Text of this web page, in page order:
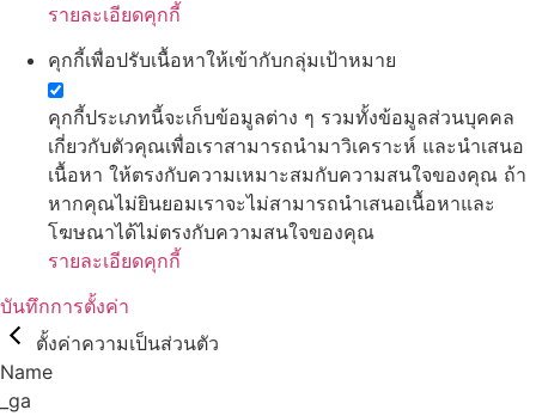
รายละเอียดคุกกี้
คุกกี้เพื่อปรับเนื้อหาให้เข้ากับกลุ่มเป้าหมาย
คุกกี้ประเภทนี้จะเก็บข้อมูลต่าง ๆ รวมทั้งข้อมูลส่วนบุคคล
เกี่ยวกับตัวคุณเพื่อเราสามารถนำมาวิเคราะห์ และนำเสนอ
เนื้อหา ให้ตรงกับความเหมาะสมกับความสนใจของคุณ ถ้า
หากคุณไม่ยินยอมเราจะไม่สามารถนำเสนอเนื้อหาและ
โฆษณาได้ไม่ตรงกับความสนใจของคุณ
รายละเอียดคุกกี้
บันทึกการตั้งค่า
ตั้งค่าความเป็นส่วนตัว
Name
_ga